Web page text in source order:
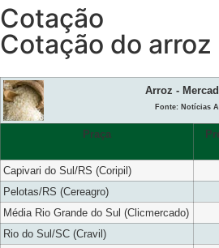
Cotação
Cotação do arroz
Arroz -
Fonte: Notícias
Praça
Capivari do Sul/RS (Coripil)
Pelotas/RS (Cereagro)
Média Rio Grande do Sul (Clicmercado)
Rio do Sul/SC (Cravil)